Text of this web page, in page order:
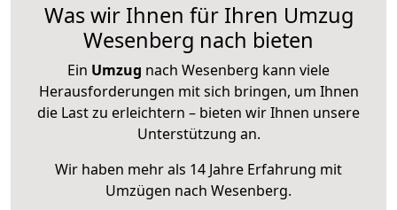
Was wir Ihnen für Ihren Umzug
Wesenberg nach bieten
Ein Umzug nach Wesenberg kann viele
Herausforderungen mit sich bringen, um Ihnen
die Last zu erleichtern – bieten wir Ihnen unsere
Unterstützung an.
Wir haben mehr als 14 Jahre Erfahrung mit
Umzügen nach Wesenberg.